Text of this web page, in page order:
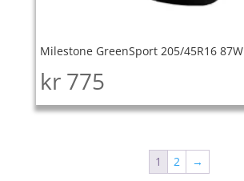
Milestone GreenSport 205/45R16 87W
kr 775
1 2 →